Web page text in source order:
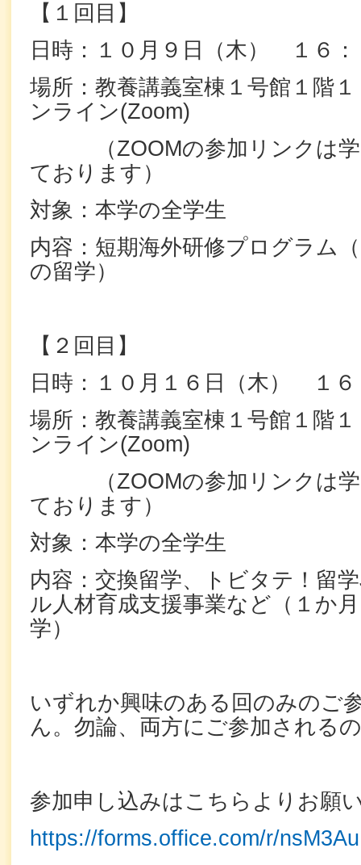
【１回目】
日時：１０月９日（木） １６：
場所：教養講義室棟１号館１階
ンライン(Zoom)
（ZOOMの参加リンクは学
ております）
対象：本学の全学生
内容：短期海外研修プログラム
の留学）
【２回目】
日時：１０月１６日（木） １６
場所：教養講義室棟１号館１階
ンライン(Zoom)
（ZOOMの参加リンクは学
ております）
対象：本学の全学生
内容：交換留学、トビタテ！留
ル人材育成支援事業など（１か
学）
いずれか興味のある回のみのご
ん。勿論、両方にご参加される
参加申し込みはこちらよりお願
https://forms.office.com/r/